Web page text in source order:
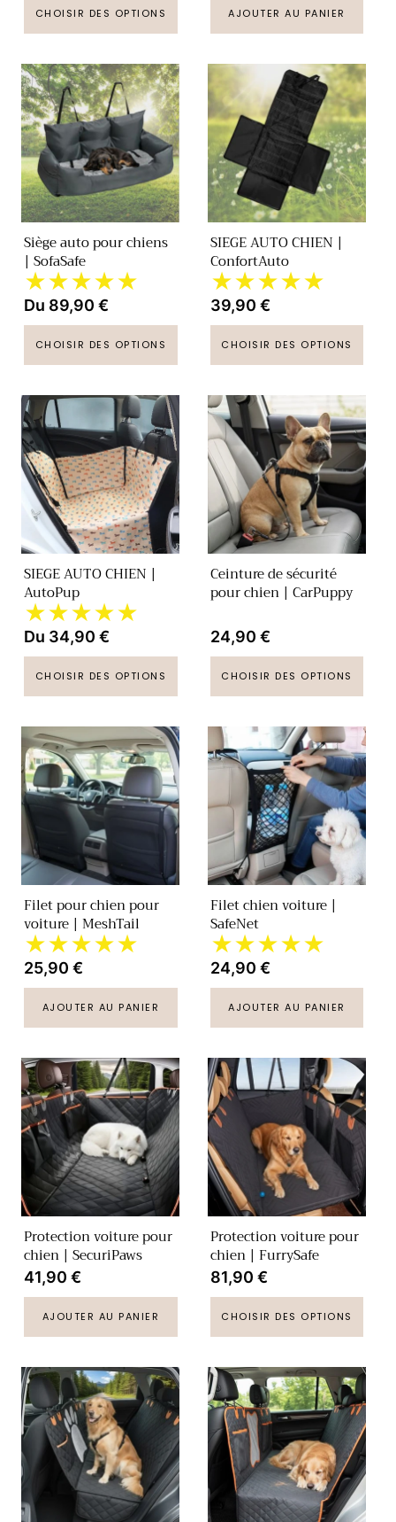
CHOISIR DES OPTIONS AJOUTER AU PANIER
Siège auto pour chiens
| SofaSafe
★★★★★
Prix
habituel
Du 89,90 €
CHOISIR DES OPTIONS
SIEGE AUTO CHIEN |
ConfortAuto
★★★★★
Prix
habituel
39,90 €
CHOISIR DES OPTIONS
SIEGE AUTO CHIEN |
AutoPup
★★★★★
Prix
habituel
Du 34,90 €
CHOISIR DES OPTIONS
Ceinture de sécurité
pour chien | CarPuppy
Prix
habituel
24,90 €
CHOISIR DES OPTIONS
Filet pour chien pour
voiture | MeshTail
★★★★★
Prix
habituel
25,90 €
AJOUTER AU PANIER
Filet chien voiture |
SafeNet
★★★★★
Prix
habituel
24,90 €
AJOUTER AU PANIER
Protection voiture pour
chien | SecuriPaws
Prix
habituel
41,90 €
AJOUTER AU PANIER
Protection voiture pour
chien | FurrySafe
Prix
habituel
81,90 €
CHOISIR DES OPTIONS